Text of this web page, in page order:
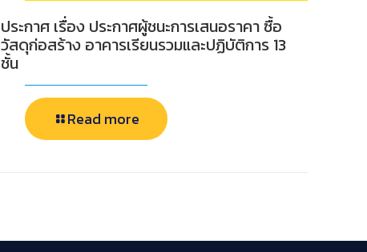
ประกาศ เรื่อง ประกาศผู้ชนะการเสนอราคา ซื้อ
วัสดุก่อสร้าง อาคารเรียนรวมและปฏิบัติการ 13
ชั้น
Read more